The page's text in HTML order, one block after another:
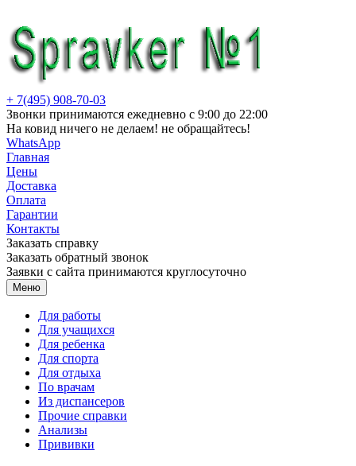
содержимому
+ 7(495) 908-70-03
Звонки принимаются ежедневно с 9:00 до 22:00
На ковид ничего не делаем! не обращайтесь!
WhatsApp
Главная
Цены
Доставка
Оплата
Гарантии
Контакты
Заказать справку
Заказать обратный звонок
Заявки с сайта принимаются круглосуточно
Меню
Для работы
Для учащихся
Для ребенка
Для спорта
Для отдыха
По врачам
Из диспансеров
Прочие справки
Анализы
Прививки